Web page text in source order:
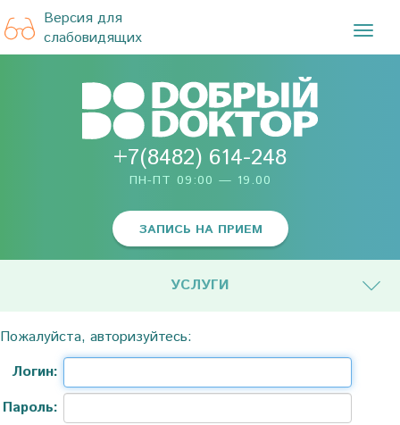
Версия для
слабовидящих
+7(8482) 614-248
ПН-ПТ 09:00 — 19.00
ЗАПИСЬ НА ПРИЕМ
УСЛУГИ
Пожалуйста, авторизуйтесь:
Логин:
Пароль: